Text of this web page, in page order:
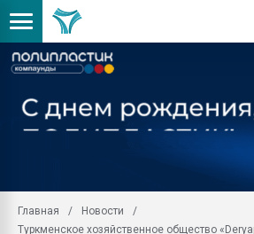
Главная
Новости
Туркменское хозяйственное общество